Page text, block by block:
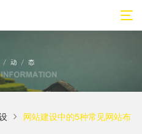
04
营
05
案
06
新
网站建设中的5种常见网站布